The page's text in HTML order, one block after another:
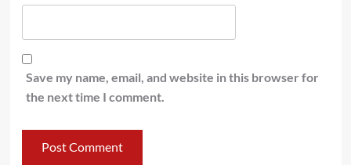
Save my name, email, and website in this browser for
the next time I comment.